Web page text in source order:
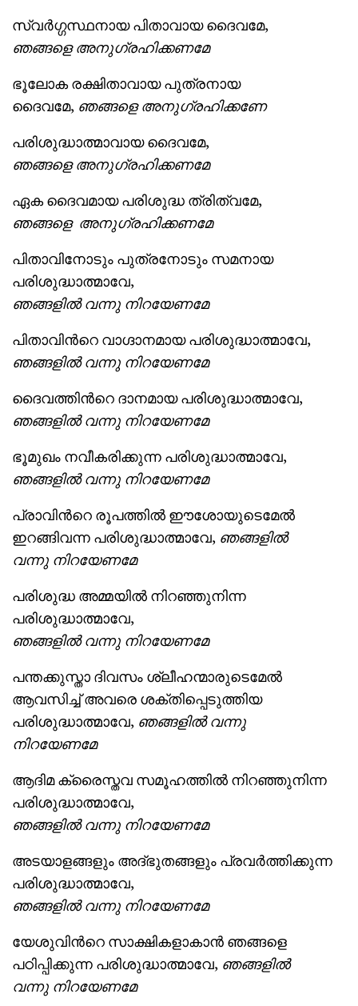
സ്വര്‍ഗ്ഗസ്ഥനായ പിതാവായ ദൈവമേ,
ഞങ്ങളെ അനുഗ്രഹിക്കണമേ
ഭൂലോക രക്ഷിതാവായ പുത്രനായ
ദൈവമേ, ഞങ്ങളെ അനുഗ്രഹിക്കണേ
പരിശുദ്ധാത്മാവായ ദൈവമേ,
ഞങ്ങളെ അനുഗ്രഹിക്കണമേ
ഏക ദൈവമായ പരിശുദ്ധ ത്രിത്വമേ,
ഞങ്ങളെ അനുഗ്രഹിക്കണമേ
പിതാവിനോടും പുത്രനോടും സമനായ
പരിശുദ്ധാത്മാവേ,
ഞങ്ങളില്‍ വന്നു നിറയേണമേ
പിതാവിന്‍റെ വാഗ്ദാനമായ പരിശുദ്ധാത്മാവേ,
ഞങ്ങളില്‍ വന്നു നിറയേണമേ
ദൈവത്തിന്‍റെ ദാനമായ പരിശുദ്ധാത്മാവേ,
ഞങ്ങളില്‍ വന്നു നിറയേണമേ
ഭൂമുഖം നവീകരിക്കുന്ന പരിശുദ്ധാത്മാവേ,
ഞങ്ങളില്‍ വന്നു നിറയേണമേ
പ്രാവിന്‍റെ രൂപത്തില്‍‌ ഈശോയുടെമേല്‍
ഇറങ്ങിവന്ന പരിശുദ്ധാത്മാവേ, ഞങ്ങളില്‍
വന്നു നിറയേണമേ
പരിശുദ്ധ അമ്മയില്‍ നിറഞ്ഞുനിന്ന
പരിശുദ്ധാത്മാവേ,
ഞങ്ങളില്‍ വന്നു നിറയേണമേ
പന്തക്കുസ്താ ദിവസം ശ്ലീഹന്മാരുടെമേല്‍
ആവസിച്ച് അവരെ ശക്തിപ്പെടുത്തിയ
പരിശുദ്ധാത്മാവേ, ഞങ്ങളില്‍ വന്നു
നിറയേണമേ
ആദിമ ക്രൈസ്തവ സമൂഹത്തില്‍ നിറഞ്ഞുനിന്ന
പരിശുദ്ധാത്മാവേ,
ഞങ്ങളില്‍ വന്നു നിറയേണമേ
അടയാളങ്ങളും അദ്ഭുതങ്ങളും പ്രവർത്തിക്കുന്ന
പരിശുദ്ധാത്മാവേ,
ഞങ്ങളില്‍ വന്നു നിറയേണമേ
യേശുവിന്‍റെ സാക്ഷികളാകാന്‍ ഞങ്ങളെ
പഠിപ്പിക്കുന്ന പരിശുദ്ധാത്മാവേ, ഞങ്ങളില്‍
വന്നു നിറയേണമേ